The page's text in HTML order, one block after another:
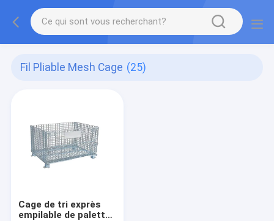
Fil Pliable Mesh Cage (25)
Cage de tri exprès
empilable de palette